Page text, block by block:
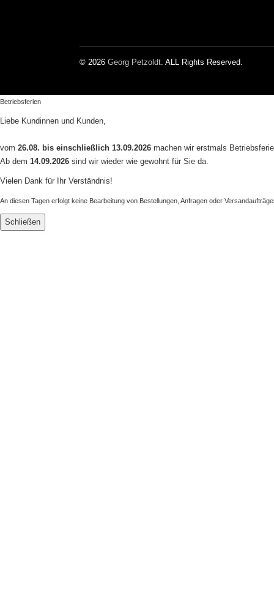
© 2026 Georg Petzoldt . ALL Rights Reserved.
Betriebsferien
Liebe Kundinnen und Kunden,
vom 26.08. bis einschließlich 13.09.2026 machen wir erstmals
Ab dem 14.09.2026 sind wir wieder wie gewohnt für Sie da.
Vielen Dank für Ihr Verständnis!
An diesen Tagen erfolgt keine Bearbeitung von Bestellungen, Anfragen oder
Schließen